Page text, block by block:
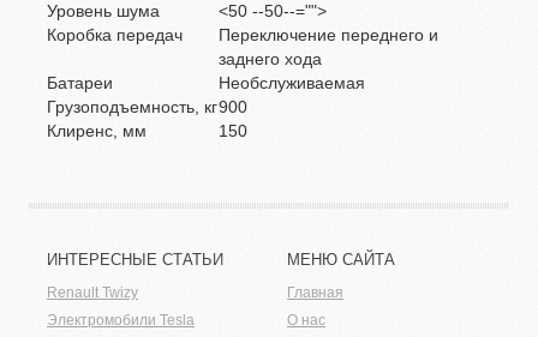
Уровень шума
<50 --50--="">
Коробка передач
Переключение переднего и
заднего хода
Батареи
Необслуживаемая
Грузоподъемность, кг900
Клиренс, мм
150
ИНТЕРЕСНЫЕ СТАТЬИ
Renault Twizy
Электромобили Tesla
МЕНЮ САЙТА
Главная
О нас